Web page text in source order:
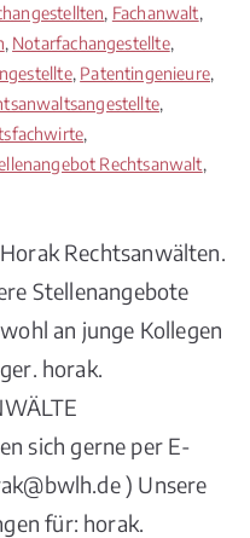
, Fachanwalt,
, Notarfachangestellte,
, Patentingenieure,
,
,
Rechtsanwalt,
Rechtsanwälten.
Stellenangebote
an junge Kollegen
horak.
sich gerne per E-
) Unsere
für: horak.